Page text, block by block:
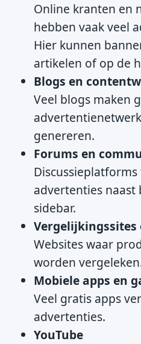
Online kranten en
hebben vaak veel
Hier kunnen
artikelen of op de
Blogs en
Veel blogs maken
genereren.
Forums en
advertenties
sidebar.
Websites waar
worden
Mobiele apps en
Veel gratis apps
advertenties.
YouTube